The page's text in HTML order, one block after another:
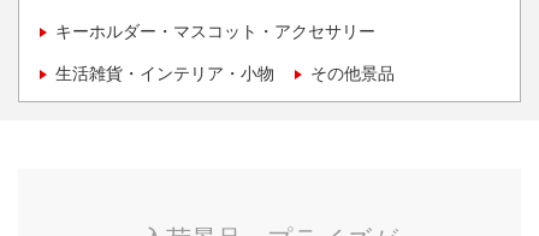
キーホルダー・マスコット・アクセサリー
生活雑貨・インテリア・小物 その他景品